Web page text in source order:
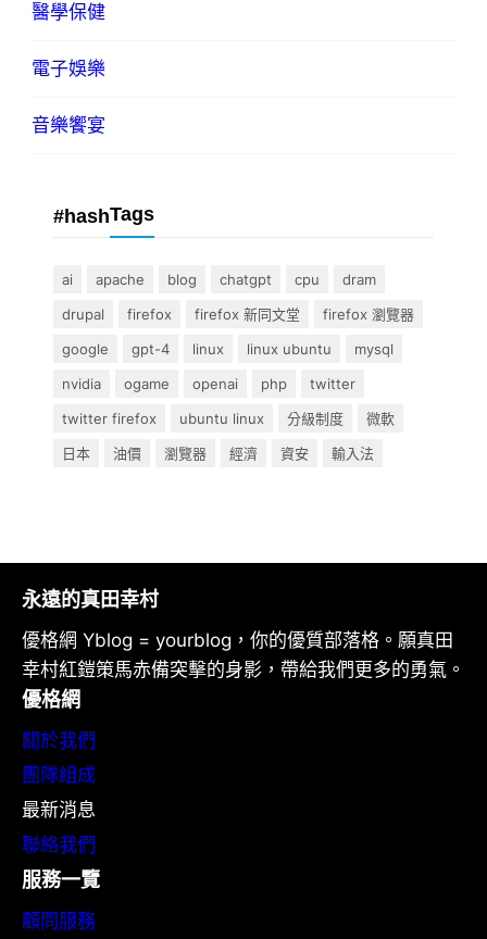
醫學保健
電子娛樂
音樂饗宴
#hashTags
ai apache blog chatgpt cpu
dram
drupal
firefox firefox 新同文堂
firefox 瀏覽器
google
gpt-4 linux linux ubuntu
mysql
nvidia
ogame openai php
twitter
twitter firefox
ubuntu linux 分級制度
微軟
日本
油價 瀏覽器 經濟 資安 輸入法
永遠的真田幸村
優格網 Yblog = yourblog，你的優質部落格。願真田
幸村紅鎧策馬赤備突擊的身影，帶給我們更多的勇氣。
優格網
關於我們
團隊組成
最新消息
聯絡我們
服務一覽
顧問服務